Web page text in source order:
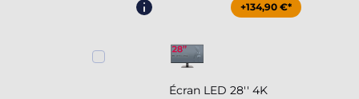
+204,90 €*
+134,90 €*
Écran LED 28'' 4K